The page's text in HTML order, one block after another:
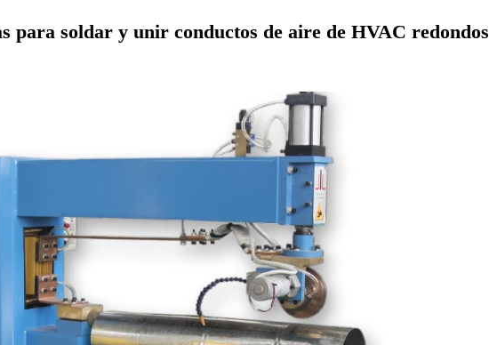
para soldar y unir conductos de aire de HVAC redondos